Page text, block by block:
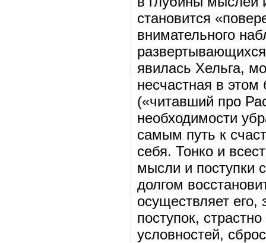
становится
внимательного
явилась Хельга,
несчастная в
(«читавший про
необходимости
самым путь к
себя. Тонко и
мысли и поступки
долгом
осуществляет
поступок,
условностей,